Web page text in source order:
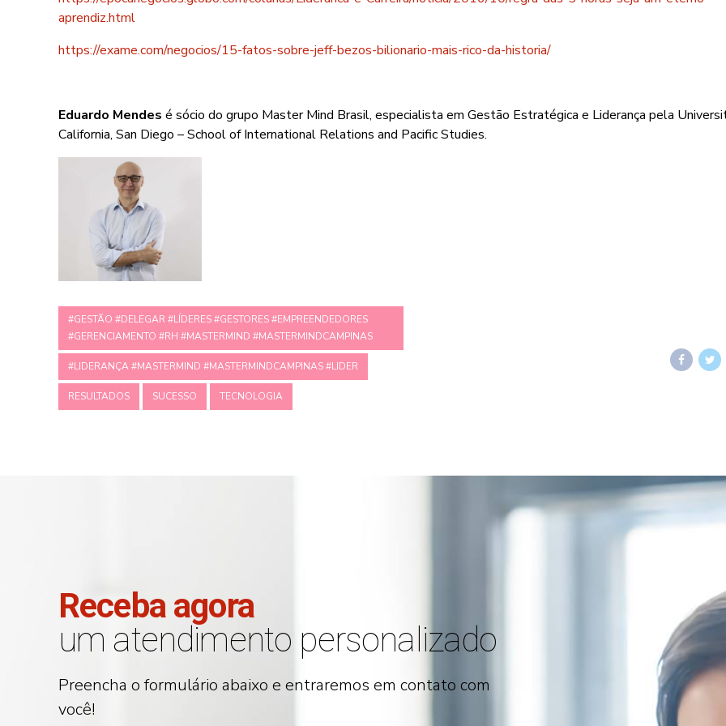
aprendiz.html
https://exame.com/negocios/15-fatos-sobre-jeff-bezos-bilionario-mais-rico-da-historia/
Eduardo Mendes é sócio do grupo Master Mind Brasil, especialista em Gestão Estratégica e Liderança pela
California, San Diego – School of International Relations and Pacific Studies.
#GESTÃO #DELEGAR #LÍDERES #GESTORES #EMPREENDEDORES
#GERENCIAMENTO #RH #MASTERMIND #MASTERMINDCAMPINAS
#LIDERANÇA #MASTERMIND #MASTERMINDCAMPINAS #LIDER
RESULTADOS SUCESSO TECNOLOGIA
Receba agora
um atendimento personalizado
Preencha o formulário abaixo e entraremos em contato com
você!